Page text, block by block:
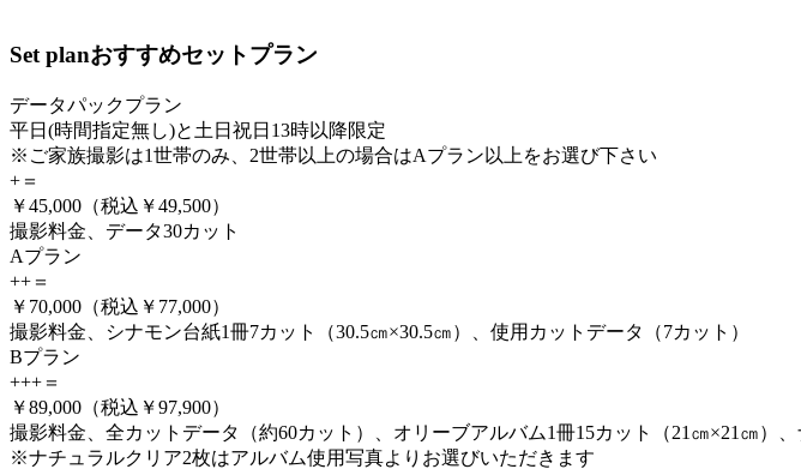
Set planおすすめセットプラン
データパックプラン
平日(時間指定無し)と土日祝日13時以降限定
※ご家族撮影は1世帯のみ、2世帯以上の場合はAプラン以上をお選び下さい
+ ＝
￥45,000 （税込￥49,500）
撮影料金、データ30カット
Aプラン
++ ＝
￥70,000 （税込￥77,000）
撮影料金、シナモン台紙1冊7カット（30.5㎝×30.5㎝）、使用カットデータ（7カット）
Bプラン
+++ ＝
￥89,000 （税込￥97,900）
撮影料金、全カットデータ（約60カット）、オリーブアルバム1冊15カット（21㎝×21㎝）、
※ナチュラルクリア2枚はアルバム使用写真よりお選びいただきます